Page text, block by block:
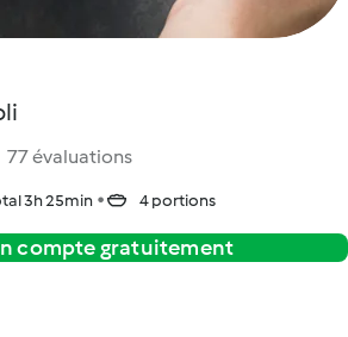
77 évaluations
3h 25min 4 portions
compte gratuitement